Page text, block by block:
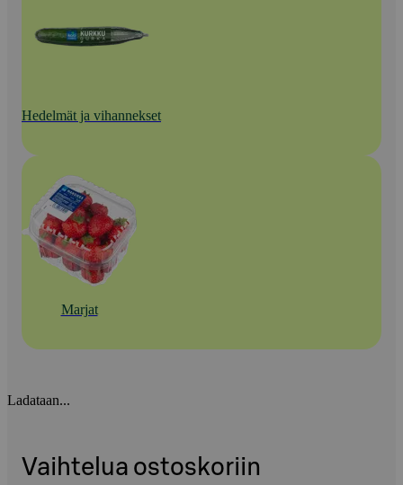
Hedelmät ja vihannekset
Marjat
Ladataan...
Vaihtelua ostoskoriin